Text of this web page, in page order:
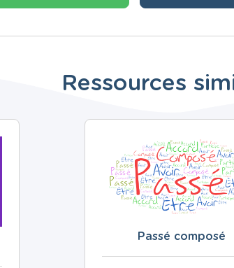
Ressources
Passé composé